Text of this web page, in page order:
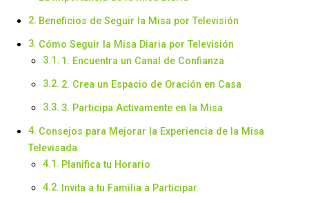
Beneficios de Seguir la Misa por Televisión
Cómo Seguir la Misa Diaria por Televisión
1. Encuentra un Canal de Confianza
2. Crea un Espacio de Oración en Casa
3. Participa Activamente en la Misa
Consejos para Mejorar la Experiencia de la Misa
Televisada
Planifica tu Horario
Invita a tu Familia a Participar